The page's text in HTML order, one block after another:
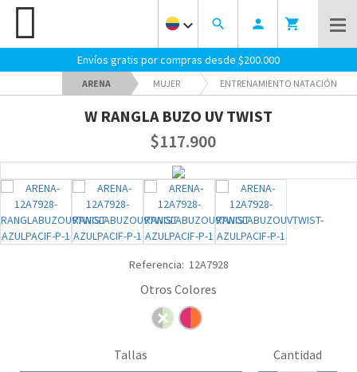
keyboard_arrow_down search person shopping_cart
Envíos gratis por compras desde $200.000
ARENA MUJER ENTRENAMIENTO NATACIÓN
W RANGLA BUZO UV TWIST
$117.900
Referencia: 12A7928
Tallas Cantidad